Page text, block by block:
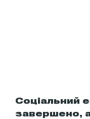
Соціальний
завершено,